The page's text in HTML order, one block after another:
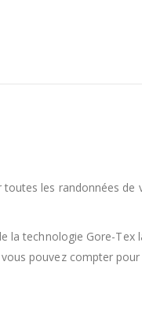
les randonnées de
la technologie Gore-Tex
pouvez compter